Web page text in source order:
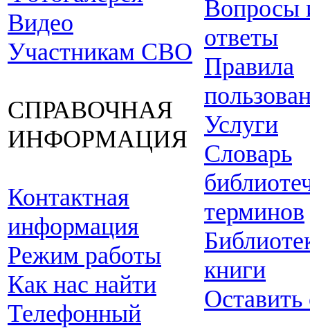
Видео
Участникам СВО
СПРАВОЧНАЯ
ИНФОРМАЦИЯ
Контактная
информация
Режим работы
Как нас найти
Телефонный
Вопросы
ответы
Правила
Услуги
Словарь
терминов
книги
Оставить